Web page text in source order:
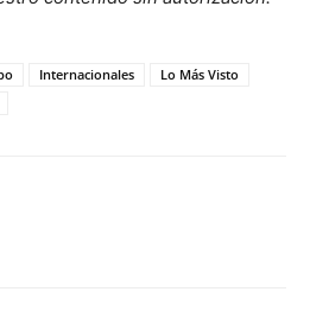
Internacionales
Lo Más Visto